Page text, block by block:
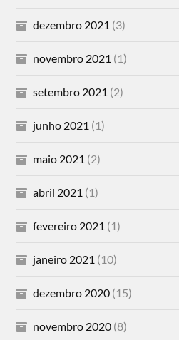
dezembro 2021 (3)
novembro 2021 (1)
setembro 2021 (2)
junho 2021 (1)
maio 2021 (2)
abril 2021 (1)
fevereiro 2021 (1)
janeiro 2021 (10)
dezembro 2020 (15)
novembro 2020 (8)